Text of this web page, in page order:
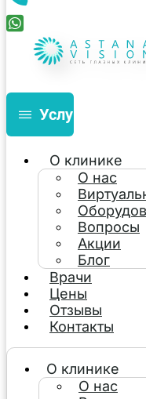
Услуги
О клинике
О нас
Вопросы
Акции
Блог
Врачи
Цены
Отзывы
Контакты
О клинике
О нас